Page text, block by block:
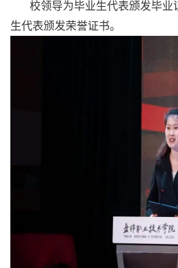
校领导为毕业生代表颁发毕业
生代表颁发荣誉证书。